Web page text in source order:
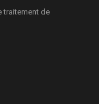
traitement de